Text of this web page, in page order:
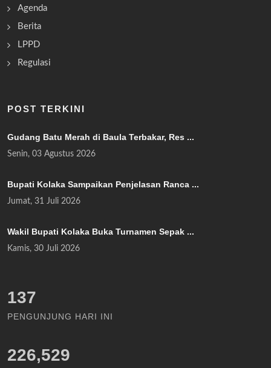
Agenda
Berita
LPPD
Regulasi
POST TERKINI
Gudang Batu Merah di Baula Terbakar, Res ...
Senin, 03 Agustus 2026
Bupati Kolaka Sampaikan Penjelasan Ranca ...
Jumat, 31 Juli 2026
Wakil Bupati Kolaka Buka Turnamen Sepak ...
Kamis, 30 Juli 2026
158
PENGUNJUNG HARI INI
226,529